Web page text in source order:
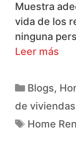
Muestra
vida de los
ninguna
Leer más
Blogs,
de viviendas
Home